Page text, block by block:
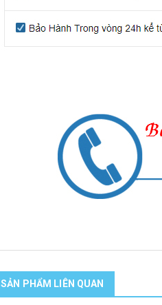
SẢN PHẨM LIÊN QUAN